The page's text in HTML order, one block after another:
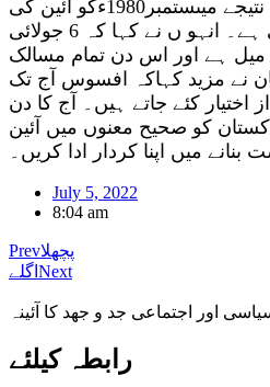
،کرنل ریٹائرڈ سید فدا حسین مرحوم اورسیدشبیرحسین ایڈووکیٹ شامل تھے ۔ جنرل ضیاءالحق مرحوم سے ملاقات میں ایک معاہدہ طے پایا جس کے نتیجے میںستمبر1980ءکو آئین کی
دفعہ 227 میں آئینی ترمیم کے ذریعے ایک توجیہ کا اضافہ کیاگیا اور اس کے نتیجے میں زکوٰة آرڈیننس جاری ہوا۔معاہدے پر مکمل عمل درآمدہوناباقی ہے۔ انہو ں نے کہا کہ 6 جولائی
میل ہے اور اس دن تمام مسالک
نے مزید کہاکہ افسوس آج تک
اختیار کئے جاتے ہیں۔ آج کا دن
کو صحیح معنوں میں آئین
میں اپنا کردار ادا کریں۔
July 5, 2022
8:04 am
Prevپچھلا
اگلے Next
اور اجتماعی جد و جهد کا آئینہ